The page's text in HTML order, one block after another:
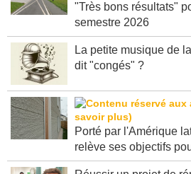
"Très bons résultats"
semestre 2026
La petite musique de
dit "congés" ?
Porté par l'Amérique
relève ses objectifs